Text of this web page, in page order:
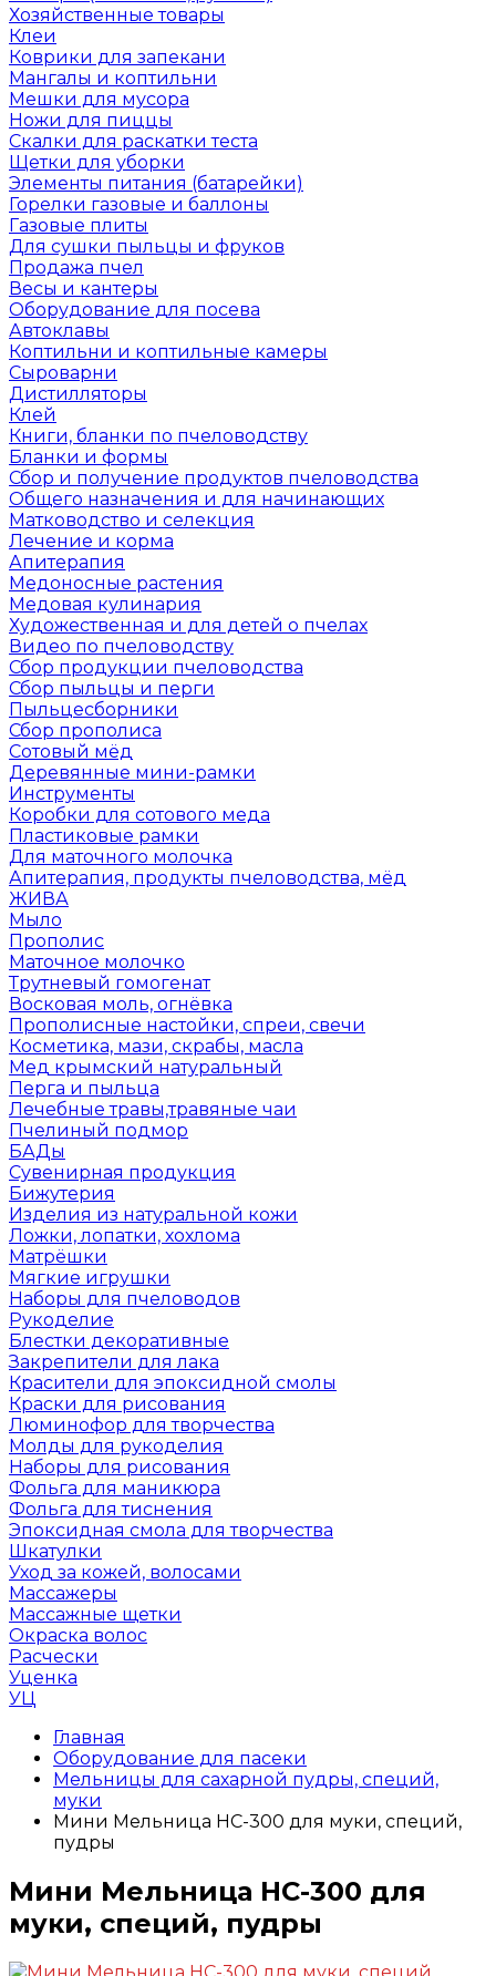
Хозяйственные товары
Клеи
Коврики для запекани
Мангалы и коптильни
Мешки для мусора
Ножи для пиццы
Скалки для раскатки теста
Щетки для уборки
Элементы питания (батарейки)
Горелки газовые и баллоны
Газовые плиты
Для сушки пыльцы и фруков
Продажа пчел
Весы и кантеры
Оборудование для посева
Автоклавы
Коптильни и коптильные камеры
Сыроварни
Дистилляторы
Клей
Книги, бланки по пчеловодству
Бланки и формы
Сбор и получение продуктов пчеловодства
Общего назначения и для начинающих
Матководство и селекция
Лечение и корма
Апитерапия
Медоносные растения
Медовая кулинария
Художественная и для детей о пчелах
Видео по пчеловодству
Сбор продукции пчеловодства
Сбор пыльцы и перги
Пыльцесборники
Сбор прополиса
Сотовый мёд
Деревянные мини-рамки
Инструменты
Коробки для сотового меда
Пластиковые рамки
Для маточного молочка
Апитерапия, продукты пчеловодства, мёд
ЖИВА
Мыло
Прополис
Маточное молочко
Трутневый гомогенат
Восковая моль, огнёвка
Прополисные настойки, спреи, свечи
Косметика, мази, скрабы, масла
Мед крымский натуральный
Перга и пыльца
Лечебные травы,травяные чаи
Пчелиный подмор
БАДы
Сувенирная продукция
Бижутерия
Изделия из натуральной кожи
Ложки, лопатки, хохлома
Матрёшки
Мягкие игрушки
Наборы для пчеловодов
Рукоделие
Блестки декоративные
Закрепители для лака
Красители для эпоксидной смолы
Краски для рисования
Люминофор для творчества
Молды для рукоделия
Наборы для рисования
Фольга для маникюра
Фольга для тиснения
Эпоксидная смола для творчества
Шкатулки
Уход за кожей, волосами
Массажеры
Массажные щетки
Окраска волос
Расчески
Уценка
УЦ
Главная
Оборудование для пасеки
Мельницы для сахарной пудры, специй,
муки
Мини Мельница НС-300 для муки, специй,
пудры
Мини Мельница НС-300 для
муки, специй, пудры